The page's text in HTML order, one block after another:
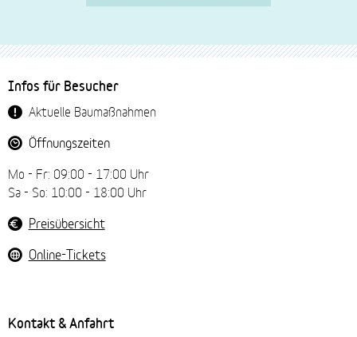
Downloadliste
Fussbereich-
Navigation
Infos für Besucher
Aktuelle Baumaßnahmen
Öffnungszeiten
Mo - Fr: 09:00 - 17:00 Uhr
Sa - So: 10:00 - 18:00 Uhr
Preisübersicht
Online-Tickets
Kontakt & Anfahrt